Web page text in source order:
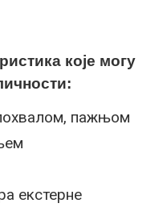
које могу
пажњом
екстерне